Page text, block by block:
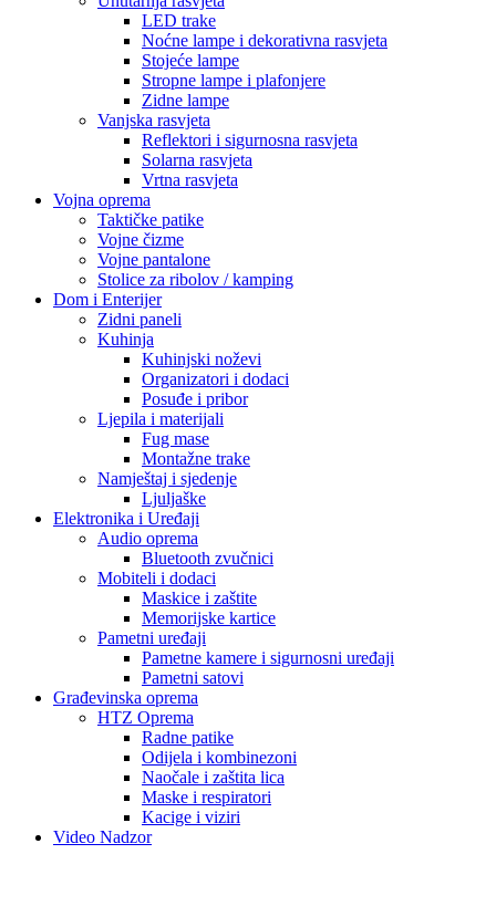
LED trake
Noćne lampe i dekorativna rasvjeta
Stojeće lampe
Stropne lampe i plafonjere
Zidne lampe
Vanjska rasvjeta
Reflektori i sigurnosna rasvjeta
Solarna rasvjeta
Vrtna rasvjeta
Vojna oprema
Taktičke patike
Vojne čizme
Vojne pantalone
Stolice za ribolov / kamping
Dom i Enterijer
Zidni paneli
Kuhinja
Kuhinjski noževi
Organizatori i dodaci
Posuđe i pribor
Ljepila i materijali
Fug mase
Montažne trake
Namještaj i sjedenje
Ljuljaške
Elektronika i Uređaji
Audio oprema
Bluetooth zvučnici
Mobiteli i dodaci
Maskice i zaštite
Memorijske kartice
Pametni uređaji
Pametne kamere i sigurnosni uređaji
Pametni satovi
Građevinska oprema
HTZ Oprema
Radne patike
Odijela i kombinezoni
Naočale i zaštita lica
Maske i respiratori
Kacige i viziri
Video Nadzor